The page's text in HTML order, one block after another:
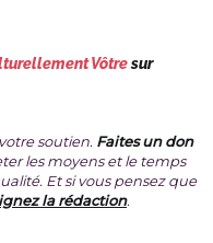
Vôtresur
soutien. Faites un don
les moyens et le temps
Et si vous pensez que
la rédaction.